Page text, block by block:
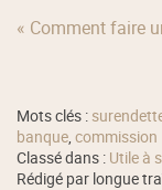
« Comment faire
Mots clés :
banque,commission
Classé dans : Utile à
Rédigé par longue